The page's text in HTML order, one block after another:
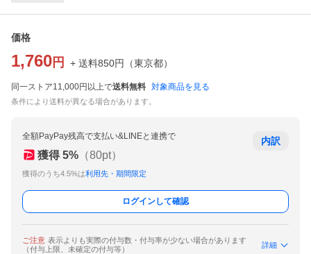
価格
1,760 円 + 送料850円 （東京都）
同一ストア11,000円以上で送料無料 対象商品を見る
条件により送料が異なる場合があります。
全額PayPay残高で支払い&LINEと連携で
獲得 5% （80pt）
獲得のうち4.5%は利用先・期間限定
内訳
ログインして確認
ご注意 表示よりも実際の付与数・付与率が少ない場合があります
（付与上限、未確定の付与等）
詳細